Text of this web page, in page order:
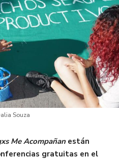
Souza
Me Acompañanestán
gratuitas en el